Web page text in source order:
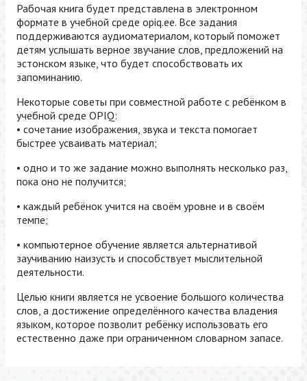
Рабочая книга будет представлена в электронном
формате в учебной среде оpiq.ee. Все задания
поддерживаются аудиоматериалом, который поможет
детям услышать верное звучание слов, предложений на
эстонском языке, что будет способствовать их
запоминанию.
Некоторые советы при совместной работе с ребёнком в
учебной среде OPIQ:
• сочетание изображения, звука и текста помогает
быстрее усваивать материал;
• одно и то же задание можно выполнять несколько раз,
пока оно не получится;
• каждый ребёнок учится на своём уровне и в своём
темпе;
• компьютерное обучение является альтернативой
заучиванию наизусть и способствует мыслительной
деятельности.
Целью книги является не усвоение большого количества
слов, а достижение определённого качества владения
языком, которое позволит ребёнку использовать его
естественно даже при ограниченном словарном запасе.